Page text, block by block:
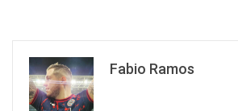
Fabio Ramos